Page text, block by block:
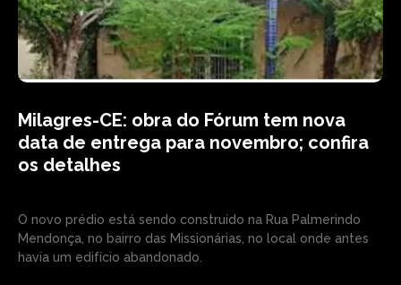
Milagres-CE: obra do Fórum tem nova
data de entrega para novembro; confira
os detalhes
O novo prédio está sendo construído na Rua Palmerindo
Mendonça, no bairro das Missionárias, no local onde antes
havia um edifício abandonado.